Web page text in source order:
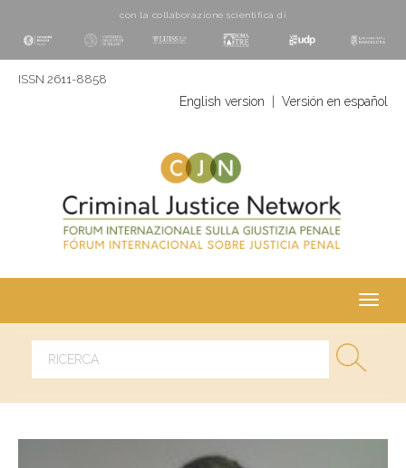
con la collaborazione scientifica di
ISSN 2611-8858
English version Versión en español